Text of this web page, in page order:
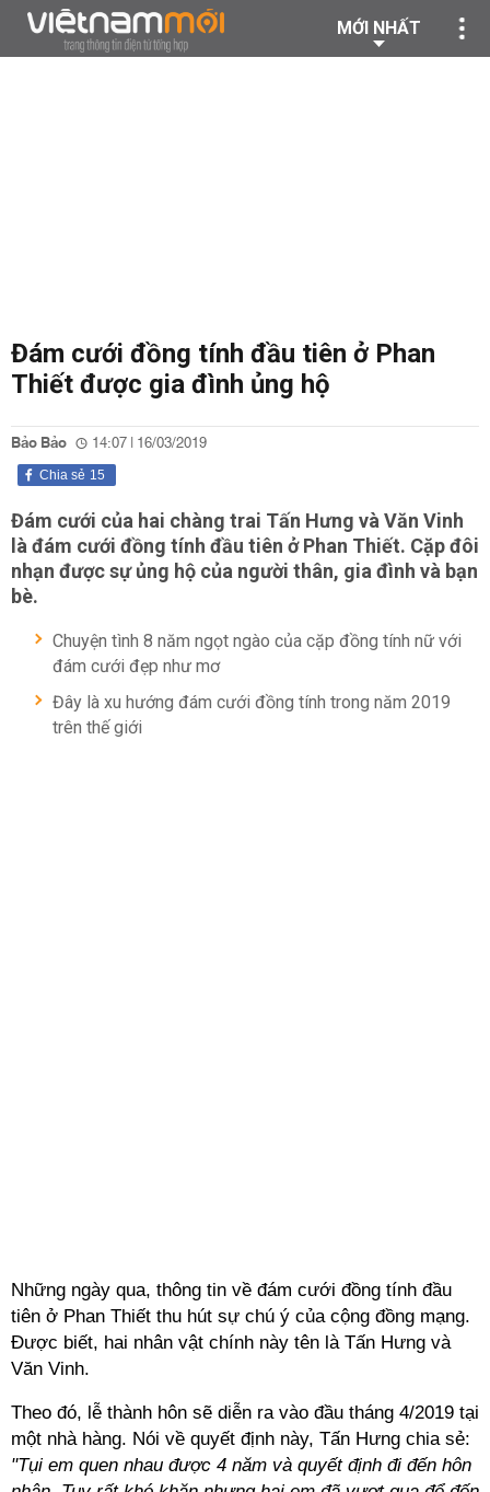
MỚI NHẤT
Đám cưới đồng tính đầu tiên ở Phan
Thiết được gia đình ủng hộ
Bảo Bảo 14:07 | 16/03/2019
15
Chia sẻ
Đám cưới của hai chàng trai Tấn Hưng và Văn Vinh
là đám cưới đồng tính đầu tiên ở Phan Thiết. Cặp đôi
nhạn được sự ủng hộ của người thân, gia đình và bạn
bè.
Chuyện tình 8 năm ngọt ngào của cặp đồng tính nữ với
đám cưới đẹp như mơ
Đây là xu hướng đám cưới đồng tính trong năm 2019
trên thế giới
Những ngày qua, thông tin về đám cưới đồng tính đầu
tiên ở Phan Thiết thu hút sự chú ý của cộng đồng mạng.
Được biết, hai nhân vật chính này tên là Tấn Hưng và
Văn Vinh.
Theo đó, lễ thành hôn sẽ diễn ra vào đầu tháng 4/2019 tại
một nhà hàng. Nói về quyết định này, Tấn Hưng chia sẻ:
"Tụi em quen nhau được 4 năm và quyết định đi đến hôn